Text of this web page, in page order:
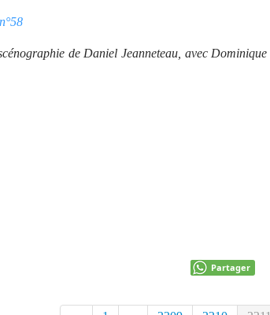
de Daniel Jeanneteau, avec Dominique
Partager